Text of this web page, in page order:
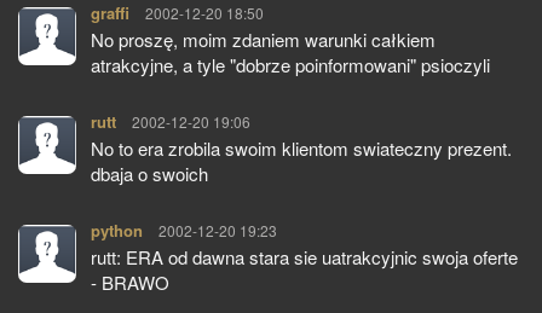
graffi pisze:
2002-12-20 18:50
No proszę, moim zdaniem warunki całkiem
atrakcyjne, a tyle "dobrze poinformowani" psioczyli
rutt pisze:
2002-12-20 19:06
No to era zrobila swoim klientom swiateczny prezent.
dbaja o swoich
python pisze:
2002-12-20 19:23
rutt: ERA od dawna stara sie uatrakcyjnic swoja oferte
- BRAWO